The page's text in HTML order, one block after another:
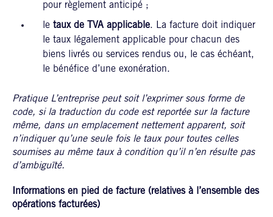
pour règlement anticipé ;
le taux de TVA applicable. La facture doit indiquer
le taux légalement applicable pour chacun des
biens livrés ou services rendus ou, le cas échéant,
le bénéfice d’une exonération.
PratiqueL’entreprise peut soit l’exprimer sous forme de
code, si la traduction du code est reportée sur la facture
même, dans un emplacement nettement apparent, soit
n’indiquer qu’une seule fois le taux pour toutes celles
soumises au même taux à condition qu’il n’en résulte pas
d’ambiguïté.
Informations en pied de facture (relatives à l’ensemble des
opérations facturées)